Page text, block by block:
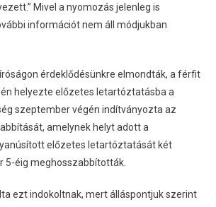
Mivel a nyomozás jelenleg is
információt nem áll módjukban
érdeklődésünkre elmondták, a férfit
helyezte előzetes letartóztatásba a
szeptember végén indítványozta az
amelynek helyt adott a
előzetes letartóztatását két
5-éig meghosszabbították.
ezt indokoltnak, mert álláspontjuk szerint